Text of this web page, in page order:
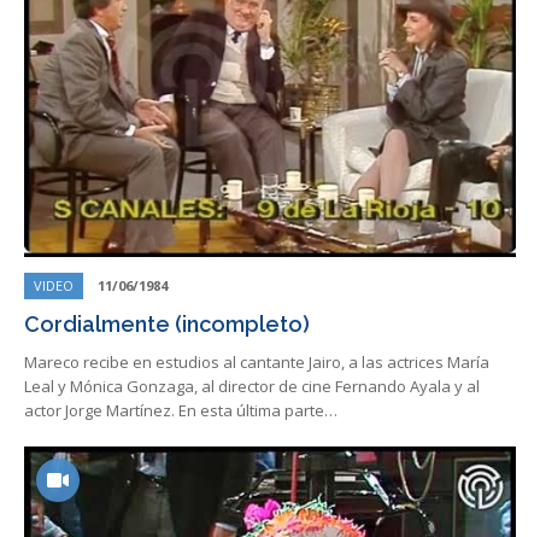
VIDEO 11/06/1984
Cordialmente (incompleto)
Mareco recibe en estudios al cantante Jairo, a las actrices María
Leal y Mónica Gonzaga, al director de cine Fernando Ayala y al
actor Jorge Martínez. En esta última parte…